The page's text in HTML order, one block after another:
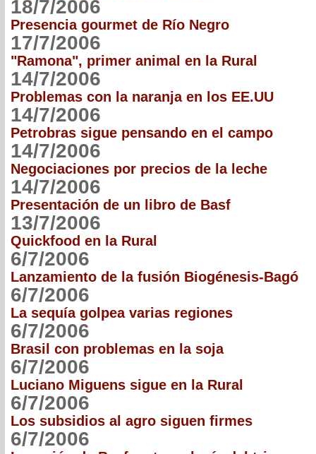
18/7/2006
Presencia gourmet de Río Negro
17/7/2006
"Ramona", primer animal en la Rural
14/7/2006
Problemas con la naranja en los EE.UU
14/7/2006
Petrobras sigue pensando en el campo
14/7/2006
Negociaciones por precios de la leche
14/7/2006
Presentación de un libro de Basf
13/7/2006
Quickfood en la Rural
6/7/2006
Lanzamiento de la fusión Biogénesis-Bagó
6/7/2006
La sequía golpea varias regiones
6/7/2006
Brasil con problemas en la soja
6/7/2006
Luciano Miguens sigue en la Rural
6/7/2006
Los subsidios al agro siguen firmes
6/7/2006